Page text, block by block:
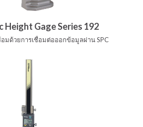
Height Gage Series 192
อมด้วยการเชื่อมต่อออกข้อมูลผ่าน SPC